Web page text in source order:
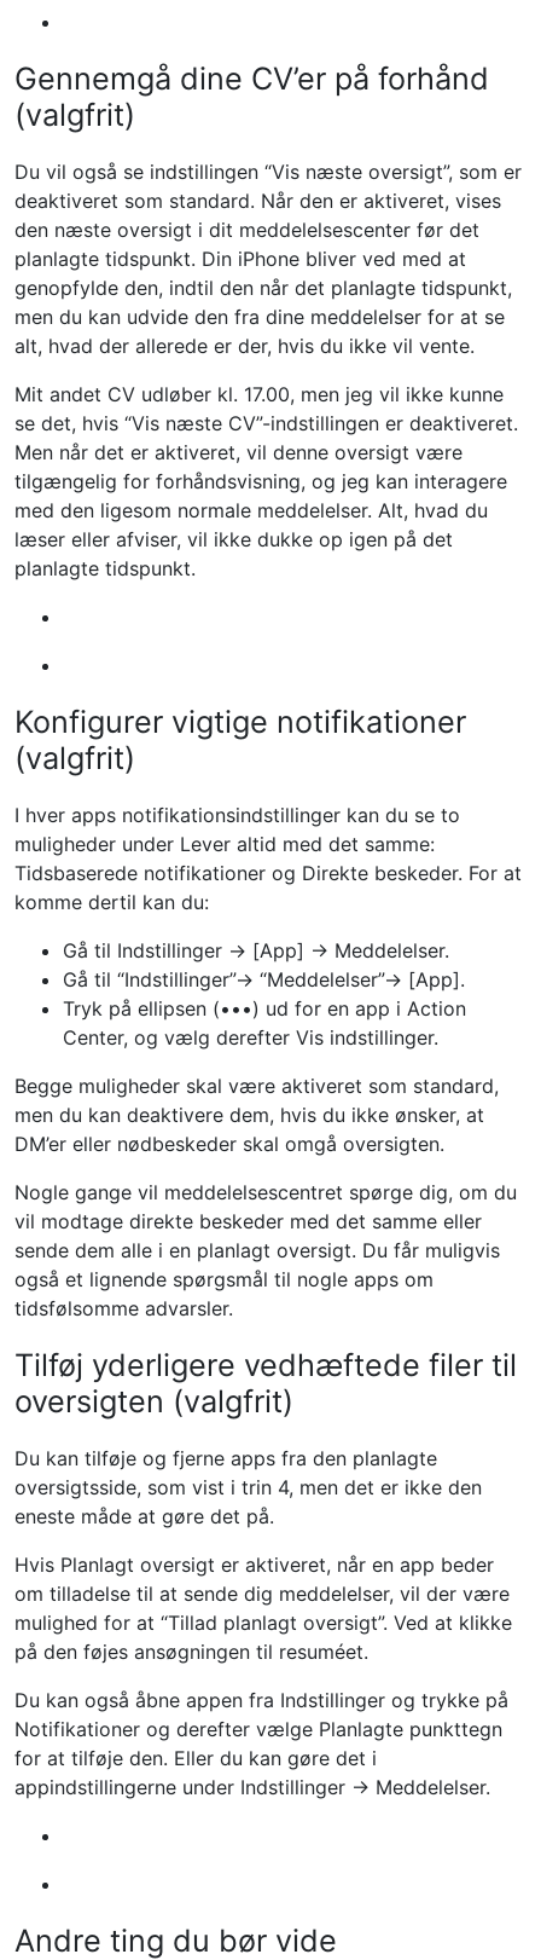
Gennemgå dine CV’er på forhånd
(valgfrit)
Du vil også se indstillingen “Vis næste oversigt”, som er
deaktiveret som standard. Når den er aktiveret, vises
den næste oversigt i dit meddelelsescenter før det
planlagte tidspunkt. Din iPhone bliver ved med at
genopfylde den, indtil den når det planlagte tidspunkt,
men du kan udvide den fra dine meddelelser for at se
alt, hvad der allerede er der, hvis du ikke vil vente.
Mit andet CV udløber kl. 17.00, men jeg vil ikke kunne
se det, hvis “Vis næste CV”-indstillingen er deaktiveret.
Men når det er aktiveret, vil denne oversigt være
tilgængelig for forhåndsvisning, og jeg kan interagere
med den ligesom normale meddelelser. Alt, hvad du
læser eller afviser, vil ikke dukke op igen på det
planlagte tidspunkt.
Konfigurer vigtige notifikationer
(valgfrit)
I hver apps notifikationsindstillinger kan du se to
muligheder under Lever altid med det samme:
Tidsbaserede notifikationer og Direkte beskeder. For at
komme dertil kan du:
Gå til Indstillinger -> [App] -> Meddelelser.
Gå til “Indstillinger”-> “Meddelelser”-> [App].
Tryk på ellipsen (•••) ud for en app i Action
Center, og vælg derefter Vis indstillinger.
Begge muligheder skal være aktiveret som standard,
men du kan deaktivere dem, hvis du ikke ønsker, at
DM’er eller nødbeskeder skal omgå oversigten.
Nogle gange vil meddelelsescentret spørge dig, om du
vil modtage direkte beskeder med det samme eller
sende dem alle i en planlagt oversigt. Du får muligvis
også et lignende spørgsmål til nogle apps om
tidsfølsomme advarsler.
Tilføj yderligere vedhæftede filer til
oversigten (valgfrit)
Du kan tilføje og fjerne apps fra den planlagte
oversigtsside, som vist i trin 4, men det er ikke den
eneste måde at gøre det på.
Hvis Planlagt oversigt er aktiveret, når en app beder
om tilladelse til at sende dig meddelelser, vil der være
mulighed for at “Tillad planlagt oversigt”. Ved at klikke
på den føjes ansøgningen til resuméet.
Du kan også åbne appen fra Indstillinger og trykke på
Notifikationer og derefter vælge Planlagte punkttegn
for at tilføje den. Eller du kan gøre det i
appindstillingerne under Indstillinger -> Meddelelser.
Andre ting du bør vide